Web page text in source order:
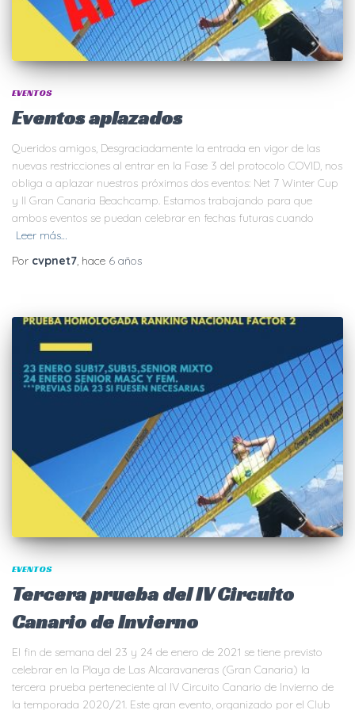
EVENTOS
Eventos aplazados
Queridos amigos, Desgraciadamente la entrada en vigor de las
nuevas restricciones al entrar en la Fase 3 del protocolo COVID, nos
obliga a aplazar nuestros próximos dos eventos: Net 7 Winter Cup
y II Gran Canaria Beachcamp. Estamos trabajando para que
ambos eventos se puedan celebrar en fechas futuras cuando
Leer más…
Por cvpnet7, hace 6 años
EVENTOS
Tercera prueba del IV Circuito
Canario de Invierno
El fin de semana del 23 y 24 de enero de 2021 se tiene previsto
celebrar en la Playa de Las Alcaravaneras (Gran Canaria) la
tercera prueba perteneciente al IV Circuito Canario de Invierno de
la temporada 2020/21. Este gran evento, organizado por el Club